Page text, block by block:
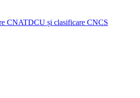
CNATDCU și clasificare CNCS